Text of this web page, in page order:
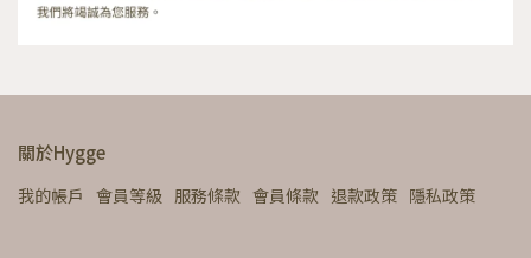
關於Hygge
我的帳戶 會員等級 服務條款 會員條款 退款政策 隱私政策